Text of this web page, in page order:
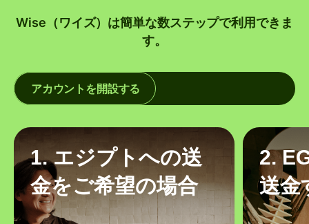
Wise（ワイズ）は簡単な数ステップで利用できま
す。
アカウントを開設する
1. エジプトへの送
金をご希望の場合
2.
送金